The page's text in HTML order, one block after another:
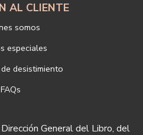
AL CLIENTE
somos
especiales
desistimiento
FAQs
General del Libro, del